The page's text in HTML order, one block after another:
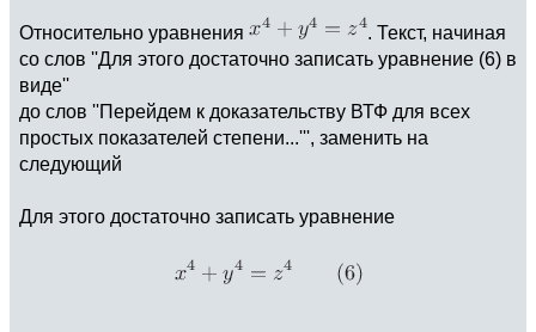
Относительно уравнения
. Текст, начиная
со слов ''Для этого достаточно записать уравнение (6) в
виде''
до слов ''Перейдем к доказательству ВТФ для всех
простых показателей степени...''', заменить на
следующий
Для этого достаточно записать уравнение